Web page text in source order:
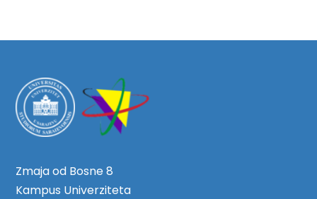
Zmaja od Bosne 8
Kampus Univerziteta